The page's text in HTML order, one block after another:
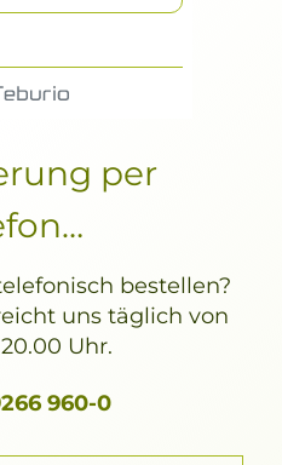
per
bestellen?
uns täglich von
Uhr.
960-0